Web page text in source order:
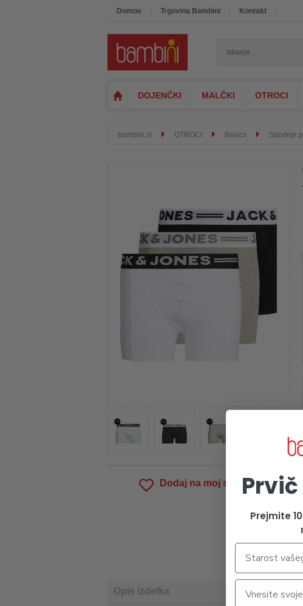
Domov Trgovina Bambini Kontakt
DOJENČKI MALČKI OTROCI
bambini.si OTROCI Basics Spodnje
Dodaj na moj seznam
Opis izdelka
Prejmite